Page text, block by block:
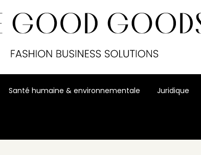
Santé humaine & environnementale Juridique